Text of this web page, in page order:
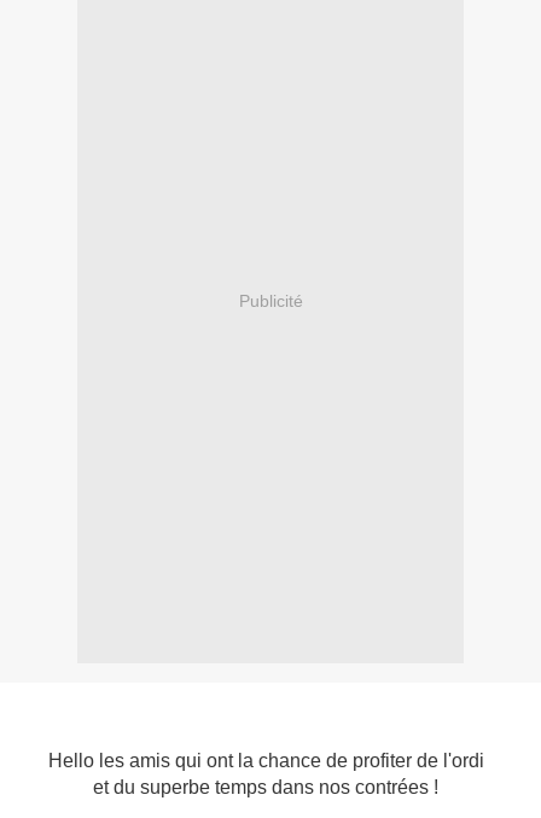
Publicité
Hello les amis qui ont la chance de profiter de l'ordi
et du superbe temps dans nos contrées !